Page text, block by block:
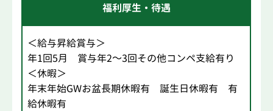
福利厚生・待遇
＜給与昇給賞与＞
年1回5月 賞与年2～3回その他コンペ支給有り
＜休暇＞
年末年始GWお盆長期休暇有 誕生日休暇有 有
給休暇有